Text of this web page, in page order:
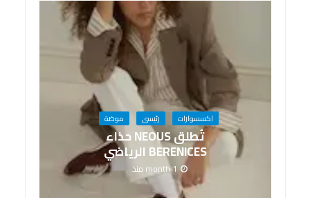
اكسسوارات رئيسى موضة
تُطلق NEOUS حذاء
BERENICES الرياضي
1 month منذ